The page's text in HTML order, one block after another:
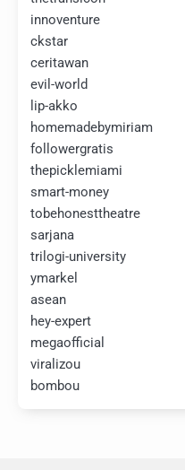
innoventure
ckstar
ceritawan
evil-world
lip-akko
homemadebymiriam
followergratis
thepicklemiami
smart-money
tobehonesttheatre
sarjana
trilogi-university
ymarkel
asean
hey-expert
megaofficial
viralizou
bombou